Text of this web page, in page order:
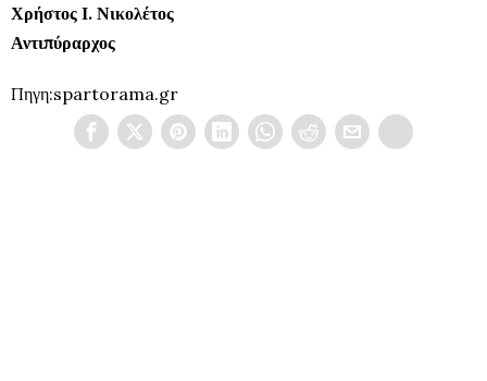
Χρήστος Ι. Νικολέτος
Αντιπύραρχος
Πηγη:spartorama.gr